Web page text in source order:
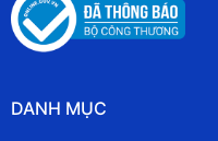
DANH MỤC